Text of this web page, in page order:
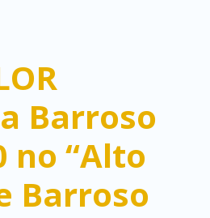
Barroso
no “Alto
Barroso